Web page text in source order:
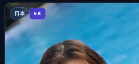
日本 4K